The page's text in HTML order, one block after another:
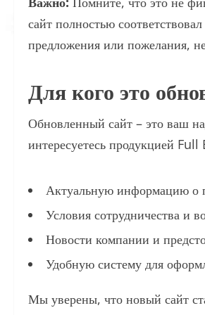
сайт полностью
предложения или пожелания,
Для кого это
Обновленный сайт – это ваш
интересуетесь продукцией
Актуальную информацию о
Условия сотрудничества и
Новости компании и
Удобную систему для
Мы уверены, что новый сайт